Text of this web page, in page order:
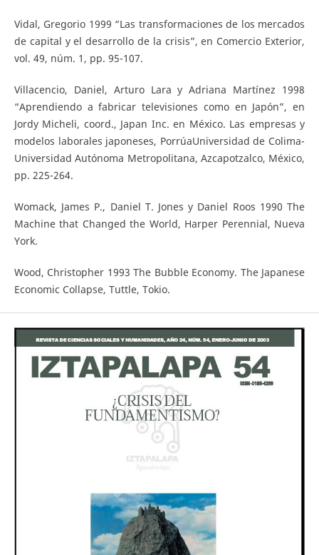
Vidal, Gregorio 1999 “Las transformaciones de los mercados
de capital y el desarrollo de la crisis”, en Comercio Exterior,
vol. 49, núm. 1, pp. 95-107.
Villacencio, Daniel, Arturo Lara y Adriana Martínez 1998
“Aprendiendo a fabricar televisiones como en Japón”, en
Jordy Micheli, coord., Japan Inc. en México. Las empresas y
modelos laborales japoneses, PorrúaUniversidad de Colima-
Universidad Autónoma Metropolitana, Azcapotzalco, México,
pp. 225-264.
Womack, James P., Daniel T. Jones y Daniel Roos 1990 The
Machine that Changed the World, Harper Perennial, Nueva
York.
Wood, Christopher 1993 The Bubble Economy. The Japanese
Economic Collapse, Tuttle, Tokio.